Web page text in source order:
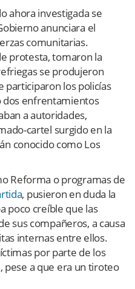
ahora investigada se
anunciara el
comunitarias.
protesta, tomaron la
se produjeron
participaron los policías
dos enfrentamientos
a autoridades,
cartel surgido en la
conocido como Los
Reforma o programas de
, pusieron en duda la
poco creíble que las
sus compañeros, a causa
internas entre ellos.
por parte de los
pese a que era un tiroteo